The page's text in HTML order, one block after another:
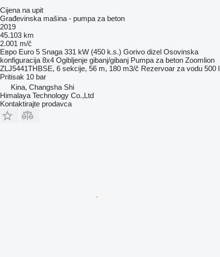
Cijena na upit
Građevinska mašina - pumpa za beton
2019
45.103 km
2.001 m/č
Евро Euro 5 Snaga 331 kW (450 k.s.) Gorivo dizel Osovinska
konfiguracija 8x4 Ogibljenje gibanj/gibanj Pumpa za beton Zoomlion
ZLJ5441THBSE, 6 sekcije, 56 m, 180 m3/č Rezervoar za vodu 500 l
Pritisak 10 bar
Kina, Changsha Shi
Himalaya Technology Co.,Ltd
Kontaktirajte prodavca